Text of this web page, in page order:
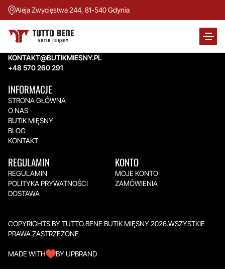
Aleja Zwycięstwa 244, 81-540 Gdynia
TUTTO BENE BUTIK MIĘSNY
Aleja Zwycięstwa 244,
KONTAKT@BUTIKMIESNY.PL
+48 570 260 291
INFORMACJE
STRONA GŁÓWNA
O NAS
BUTIK MIĘSNY
BLOG
KONTAKT
REGULAMIN
REGULAMIN
POLITYKA PRYWATNOŚCI
DOSTAWA
KONTO
MOJE KONTO
ZAMÓWIENIA
COPYRIGHTS BY TUTTO BENE BUTIK MIĘSNY 2026.WSZYSTKIE
PRAWA ZASTRZEŻONE
MADE WITH BY UPBRAND